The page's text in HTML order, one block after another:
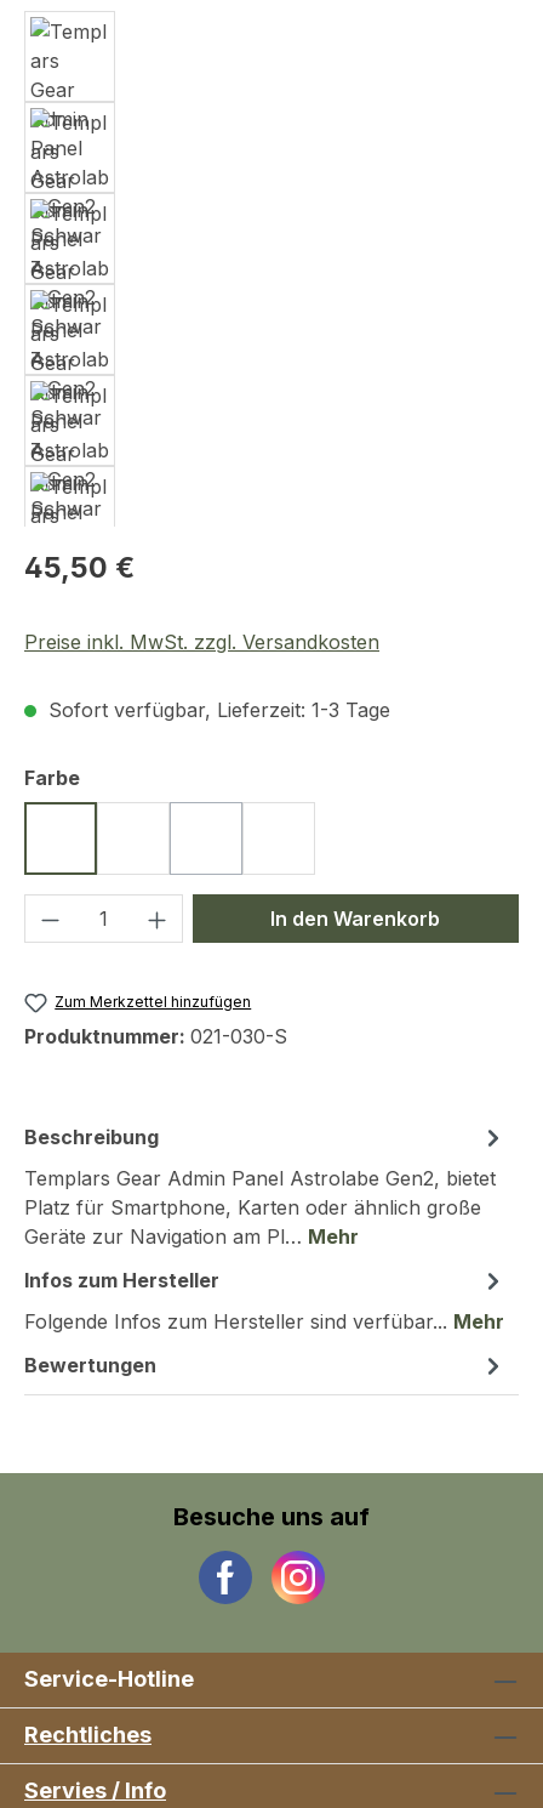
Regulärer Preis:
45,50 €
Preise inkl. MwSt. zzgl. Versandkosten
Sofort verfügbar, Lieferzeit: 1-3 Tage
Farbeauswählen
Produkt Anzahl: Gib denIn den Warenkorb
Zum Merkzettel hinzufügen
Produktnummer: 021-030-S
Beschreibung
Templars Gear Admin Panel Astrolabe Gen2, bietet
Platz für Smartphone, Karten oder ähnlich große
Geräte zur Navigation am Pl… Mehr
Infos zum Hersteller
Folgende Infos zum Hersteller sind verfübar... Mehr
Bewertungen
Besuche uns auf
Service-Hotline
Rechtliches
Servies / Info